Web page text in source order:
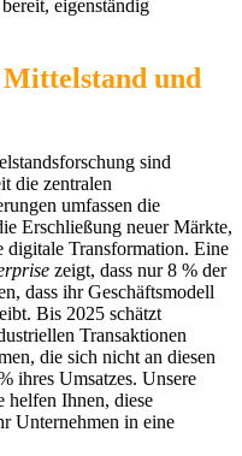
eigenständig
und
sind
die zentralen
umfassen die
Erschließung neuer Märkte,
digitale Transformation. Eine
zeigt, dass nur 8 % der
dass ihr Geschäftsmodell
Bis 2025 schätzt
Transaktionen
die sich nicht an diesen
ihres Umsatzes. Unsere
helfen Ihnen, diese
Unternehmen in eine